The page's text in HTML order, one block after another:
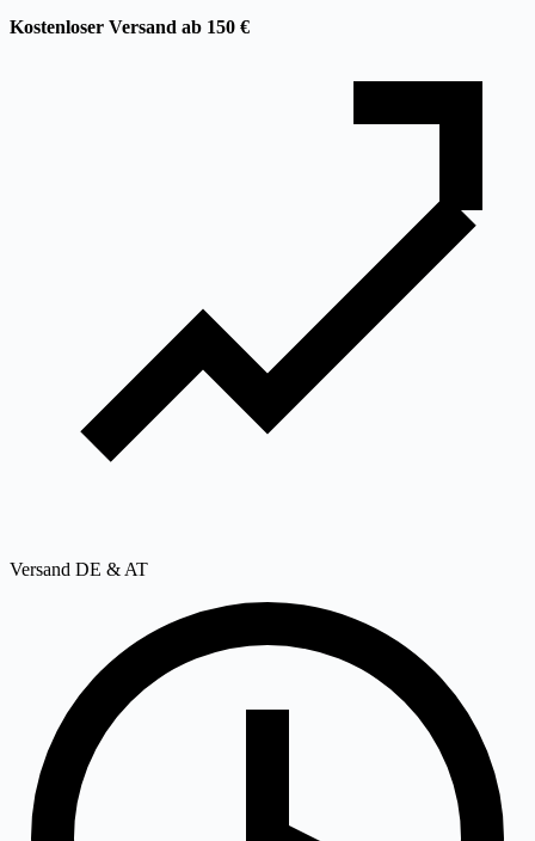
Kostenloser Versand ab 150 €
Versand DE & AT